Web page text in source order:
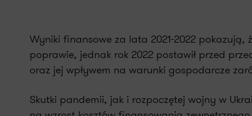
Wyniki finansowe za lata 2021-2022 pokazują,
poprawie, jednak rok 2022 postawił przed
oraz jej wpływem na warunki gospodarcze
Skutki pandemii, jak i rozpoczętej wojny w